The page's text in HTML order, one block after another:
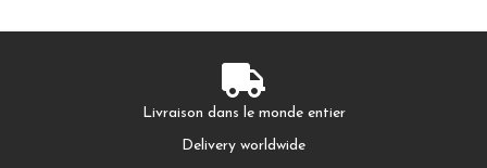
k
g
r
a
m
e
Livraison dans le monde entier
Delivery worldwide